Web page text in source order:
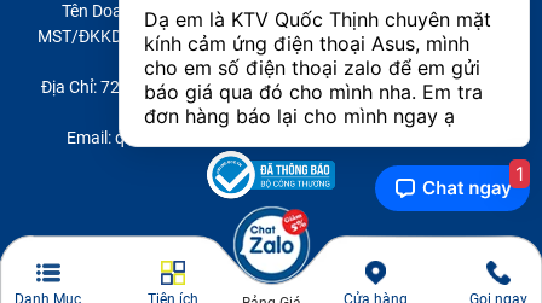
Tên Doanh Nghiệp: CÔNG TY TNHH CITY ONE VIỆT NAM
MST/ĐKKD/QĐTL: 0316569346 do sở KHĐT TP.HCM cấp ngày
14/04/2023
Địa Chỉ: 721 Trường Chinh, Phường Tây Thạnh, Quận Tân Phú,
Thành phố Hồ Chí Minh, Việt Nam
Email: quoc@baohanhone.com | Điện Thoại: 18001236
Danh Mục Tiện ích Cửa hàng Gọi ngay
Dạ em là KTV Quốc Thịnh chuyên mặt
kính cảm ứng điện thoại Asus, mình
cho em số điện thoại zalo để em gửi
báo giá qua đó cho mình nha. Em tra
đơn hàng báo lại cho mình ngay ạ
1